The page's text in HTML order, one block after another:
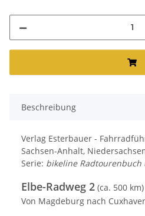
Beschreibung
Verlag Esterbauer -
Sachsen-Anhalt,
Serie: bikeline Radtourenbuch
Elbe-Radweg 2 (ca. 500 km)
Von Magdeburg nach